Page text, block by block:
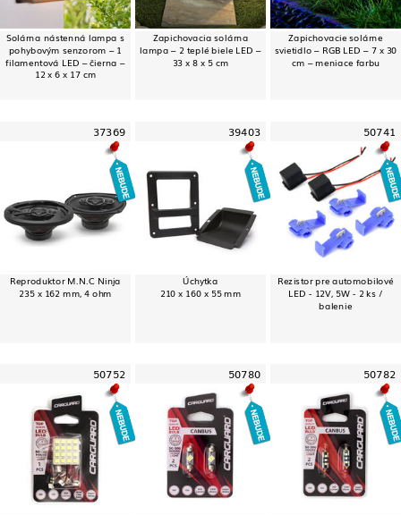
Solárna nástenná lampa s
pohybovým senzorom – 1
filamentová LED – čierna –
12 x 6 x 17 cm
Zapichovacia solárna
lampa – 2 teplé biele LED –
33 x 8 x 5 cm
Zapichovacie solárne
svietidlo – RGB LED – 7 x 30
cm – meniace farbu
37369
Reproduktor M.N.C Ninja
235 x 162 mm, 4 ohm
39403
Úchytka
210 x 160 x 55 mm
50741
Rezistor pre automobilové
LED - 12V, 5W - 2 ks /
balenie
50752 50780 50782